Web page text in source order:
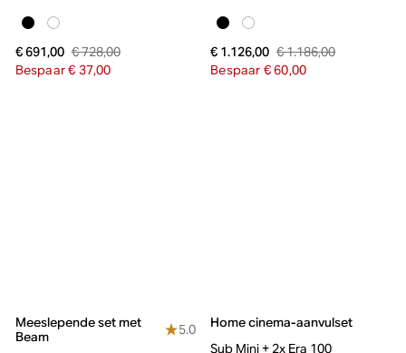
€ 691,00 € 728,00
Bespaar € 37,00
€ 1.126,00 € 1.186,00
Bespaar € 60,00
Meeslepende set met
Beam
5.0
Home cinema-aanvulset
Sub Mini + 2x Era 100